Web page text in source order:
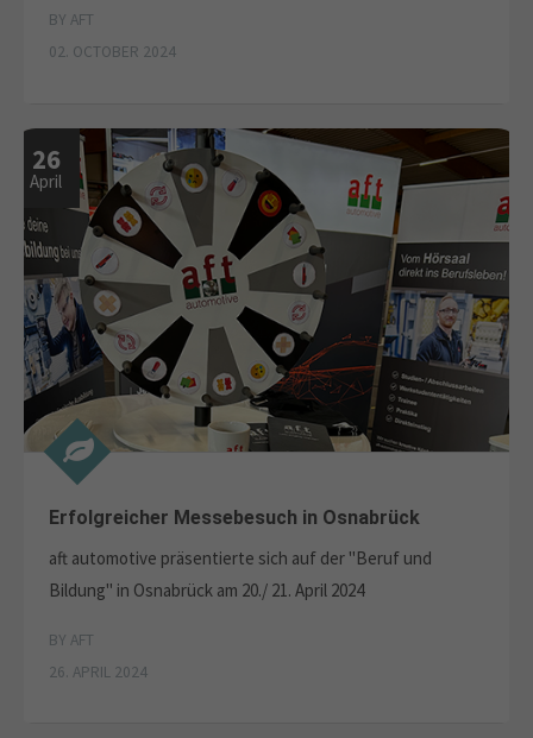
BY AFT
02. OCTOBER 2024
26
April
Erfolgreicher Messebesuch in Osnabrück
aft automotive präsentierte sich auf der "Beruf und
Bildung" in Osnabrück am 20./ 21. April 2024
BY AFT
26. APRIL 2024